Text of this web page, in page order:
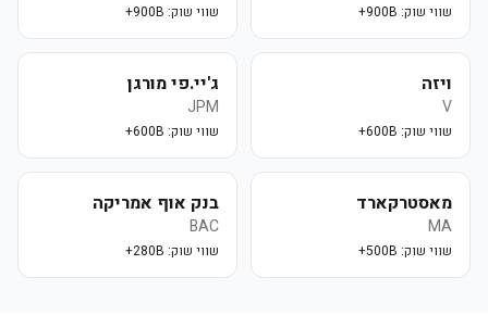
שווי שוק: 900B+ שווי שוק: 900B+
ויזה
V
שווי שוק: 600B+
ג'יי.פי מורגן
JPM
שווי שוק: 600B+
מאסטרקארד
MA
שווי שוק: 500B+
בנק אוף אמריקה
BAC
שווי שוק: 280B+